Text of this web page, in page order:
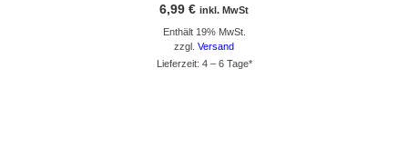
6,99 € inkl. MwSt
Enthält 19% MwSt.
zzgl. Versand
Lieferzeit: 4 – 6 Tage*